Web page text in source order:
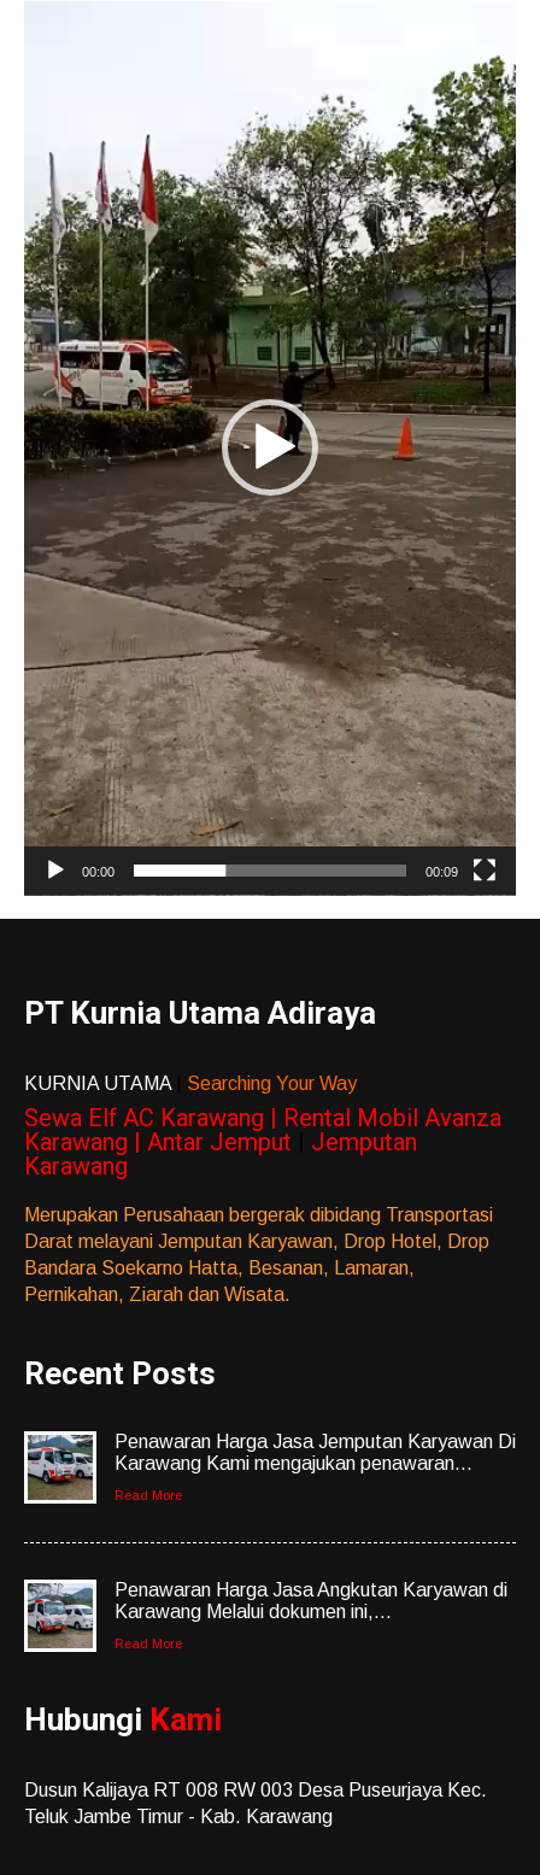
00:00 00:09
PT Kurnia Utama Adiraya
KURNIA UTAMA Searching Your Way
Sewa Elf AC Karawang | Rental Mobil Avanza
Karawang | Antar Jemput
Jemputan
Karawang
Merupakan Perusahaan bergerak dibidang Transportasi
Darat melayani Jemputan Karyawan, Drop Hotel, Drop
Bandara Soekarno Hatta, Besanan, Lamaran,
Pernikahan, Ziarah dan Wisata.
Recent Posts
Penawaran Harga Jasa Jemputan Karyawan Di
Karawang Kami mengajukan penawaran...
Read More
Penawaran Harga Jasa Angkutan Karyawan di
Karawang Melalui dokumen ini,...
Read More
Hubungi Kami
Dusun Kalijaya RT 008 RW 003 Desa Puseurjaya Kec.
Teluk Jambe Timur - Kab. Karawang